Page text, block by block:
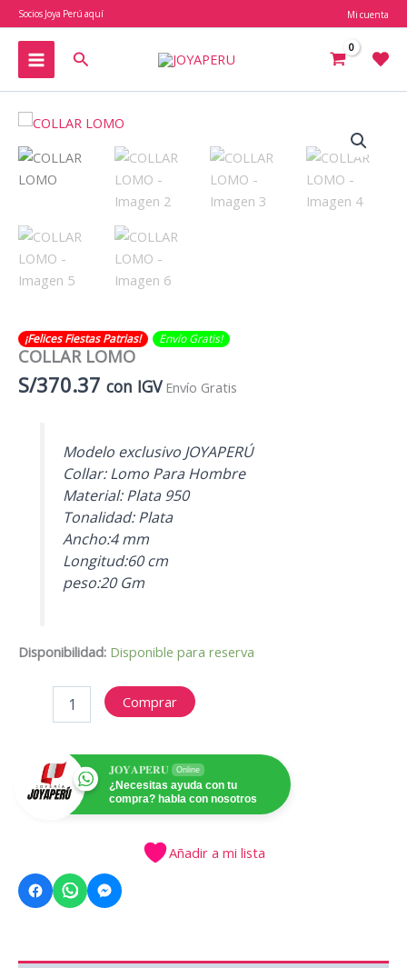
al
contenido
Socios Joya Perú aquí Mi cuenta
Buscar
¡Felices Fiestas Patrias! Envío Gratis​​​!
COLLAR LOMO
S/370.37 con IGV Envío Gratis
Modelo exclusivo JOYAPERÚ
Collar: Lomo Para Hombre
Material: Plata 950
Tonalidad: Plata
Ancho:4 mm
Longitud:60 cm
peso:20 Gm
Disponibilidad: Disponible para reserva
Comprar
𝐉𝐎𝐘𝐀𝐏𝐄𝐑𝐔 Online
¿Necesitas ayuda con tu
compra? habla con nosotros
Añadir a mi lista